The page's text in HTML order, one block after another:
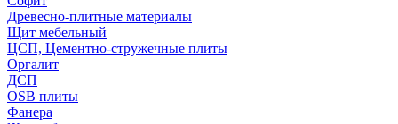
Древесно-плитные материалы
Щит мебельный
ЦСП, Цементно-стружечные плиты
Оргалит
ДСП
OSB плиты
Фанера